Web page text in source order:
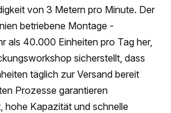
von 3 Metern pro Minute. Der
betriebene Montage -
als 40.000 Einheiten pro Tag her,
sicherstellt, dass
täglich zur Versand bereit
Prozesse garantieren
hohe Kapazität und schnelle